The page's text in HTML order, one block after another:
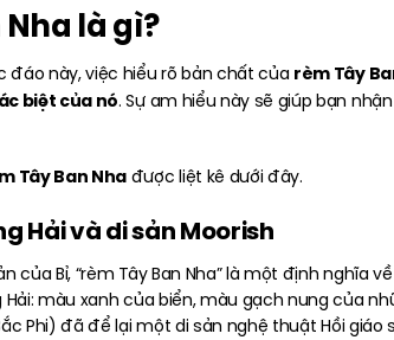
là gì?
này, việc hiểu rõ bản chất của rèm Tây
biệt của nó. Sự am hiểu này sẽ giúp bạn
Tây Ban Nhađược liệt kê dưới đây.
Hải và di sản Moorish
Bỉ, “rèm Tây Ban Nha” là một định nghĩa
màu xanh của biển, màu gạch nung của
Phi) đã để lại một di sản nghệ thuật Hồi